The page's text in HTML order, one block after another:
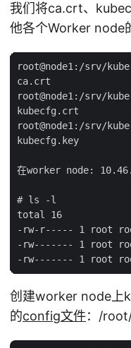
我们将ca.crt、
他各个Worker node
root@node1:/srv/
ca.crt
root@node1:/srv/
kubecfg.crt
root@node1:/srv/
kubecfg.key
在worker node:
# ls -l
total 16
-rw-r----- 1 root
-rw------- 1 root
创建worker node上
的config文件：/